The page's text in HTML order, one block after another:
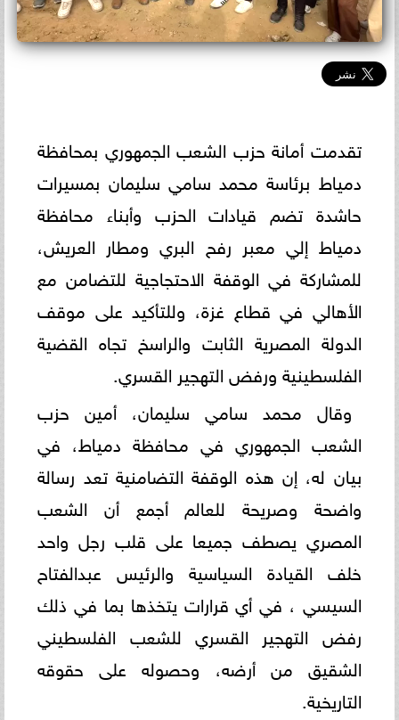
تقدمت أمانة حزب الشعب الجمهوري بمحافظة
دمياط برئاسة محمد سامي سليمان بمسيرات
حاشدة تضم قيادات الحزب وأبناء محافظة
دمياط إلي معبر رفح البري ومطار العريش،
للمشاركة في الوقفة الاحتجاجية للتضامن مع
الأهالي في قطاع غزة، وللتأكيد على موقف
الدولة المصرية الثابت والراسخ تجاه القضية
الفلسطينية ورفض التهجير القسري.
وقال محمد سامي سليمان، أمين حزب
الشعب الجمهوري في محافظة دمياط، في
بيان له، إن هذه الوقفة التضامنية تعد رسالة
واضحة وصريحة للعالم أجمع أن الشعب
المصري يصطف جميعا على قلب رجل واحد
خلف القيادة السياسية والرئيس عبدالفتاح
السيسي ، في أي قرارات يتخذها بما في ذلك
رفض التهجير القسري للشعب الفلسطيني
الشقيق من أرضه، وحصوله على حقوقه
التاريخية.